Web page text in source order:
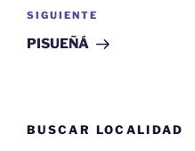
Siguiente
entrada
SIGUIENTE
PISUEÑÁ
BUSCAR LOCALIDAD